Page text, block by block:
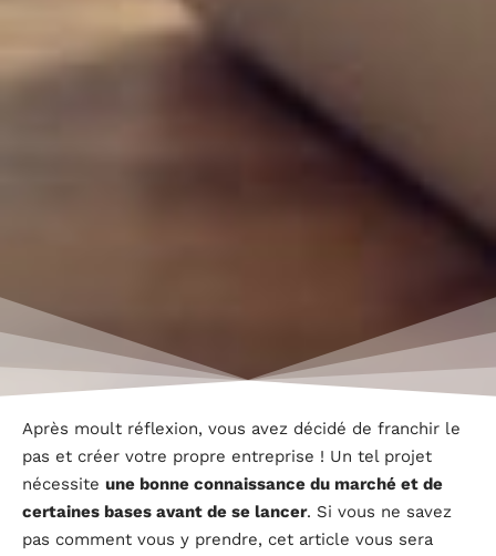
Après moult réflexion, vous avez décidé de franchir le
pas et créer votre propre entreprise ! Un tel projet
nécessite une bonne connaissance du marché et de
certaines bases avant de se lancer. Si vous ne savez
pas comment vous y prendre, cet article vous sera